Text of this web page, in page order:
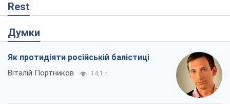
Rest
Думки
Як протидіяти російській балістиці
Віталій Портников 14,1 т.